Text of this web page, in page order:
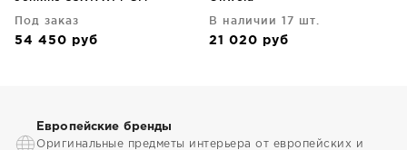
Под заказ
54 450 руб
В наличии 17 шт.
21 020 руб
Европейские бренды
Оригинальные предметы интерьера от европейских и